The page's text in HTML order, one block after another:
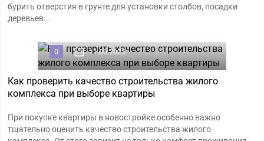
бурить отверстия в грунте для установки столбов, посадки
деревьев...
0 11.06.2025
Как проверить качество строительства жилого
комплекса при выборе квартиры
При покупке квартиры в новостройке особенно важно
тщательно оценить качество строительства жилого